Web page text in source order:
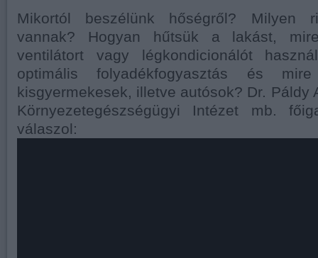
Mikortól beszélünk hőségről? Milyen
vannak? Hogyan hűtsük a lakást,
ventilátort vagy légkondicionálót
optimális folyadékfogyasztás és
kisgyermekesek, illetve autósok? Dr. Páldy
Környezetegészségügyi Intézet mb.
válaszol: